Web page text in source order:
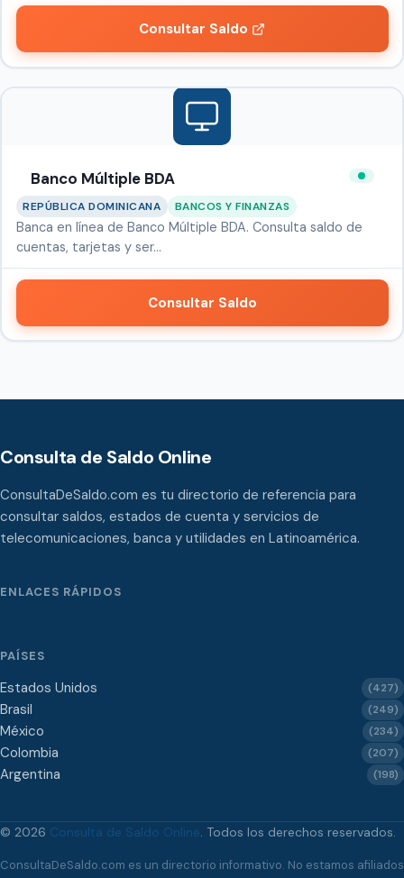
Consultar Saldo
Banco Múltiple BDA
REPÚBLICA DOMINICANA BANCOS Y FINANZAS
Banca en línea de Banco Múltiple BDA. Consulta saldo de
cuentas, tarjetas y ser…
Consultar Saldo
Consulta de Saldo Online
ConsultaDeSaldo.com es tu directorio de referencia para
consultar saldos, estados de cuenta y servicios de
telecomunicaciones, banca y utilidades en Latinoamérica.
ENLACES RÁPIDOS
PAÍSES
Estados Unidos (427)
Brasil (249)
México (234)
Colombia (207)
Argentina (198)
© 2026 Consulta de Saldo Online. Todos los derechos reservados.
ConsultaDeSaldo.com es un directorio informativo. No estamos afiliados